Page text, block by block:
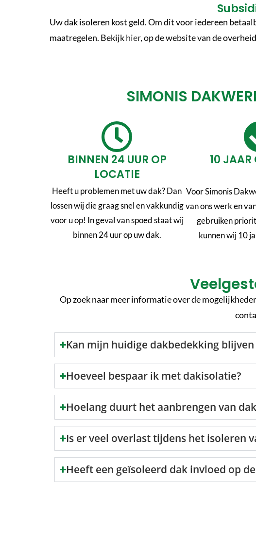
Uw dak isoleren kost geld. Om dit voor iedereen
maatregelen. Bekijkhier, op de website van de
SIMONIS
BINNEN 24 UUR OP
LOCATIE
Heeft u problemen met uw dak? Dan
lossen wij die graag snel en vakkundig
voor u op! In geval van spoed staat wij
binnen 24 uur op uw dak.
10 JAAR
Voor Simonis
van ons werk en
gebruiken
kunnen wij 10
Op zoek naar meer informatie over de
Kan mijn huidige dakbedekking
Hoeveel bespaar ik met dakisolatie?
Hoelang duurt het aanbrengen van
Is er veel overlast tijdens het isoleren
Heeft een geïsoleerd dak invloed op